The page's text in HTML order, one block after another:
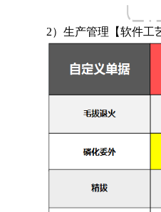
2）生产管理【软件工